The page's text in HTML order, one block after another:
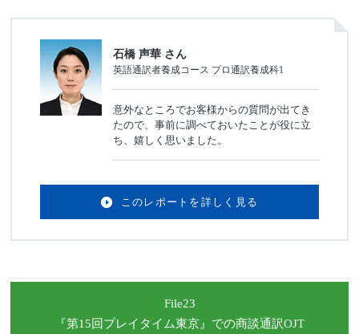
石橋 声華 さん
英語通訳者養成コース プロ通訳養成科1
意外なところでお客様からの質問が出てき
たので、事前に調べておいたことが役に立
ち、嬉しく思いました。
このレポートを詳しく見る
File23
『第15回プレイタイム東京』 での商談通訳OJT